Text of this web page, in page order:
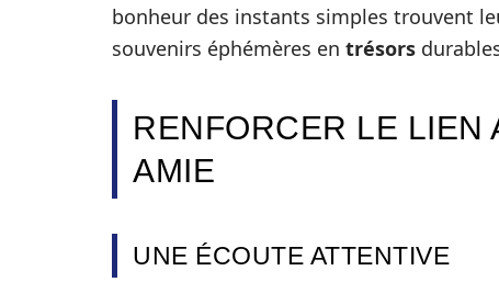
bonheur des instants simples trouvent
souvenirs éphémères en trésors
RENFORCER LE LIEN
AMIE
UNE ÉCOUTE ATTENTIVE